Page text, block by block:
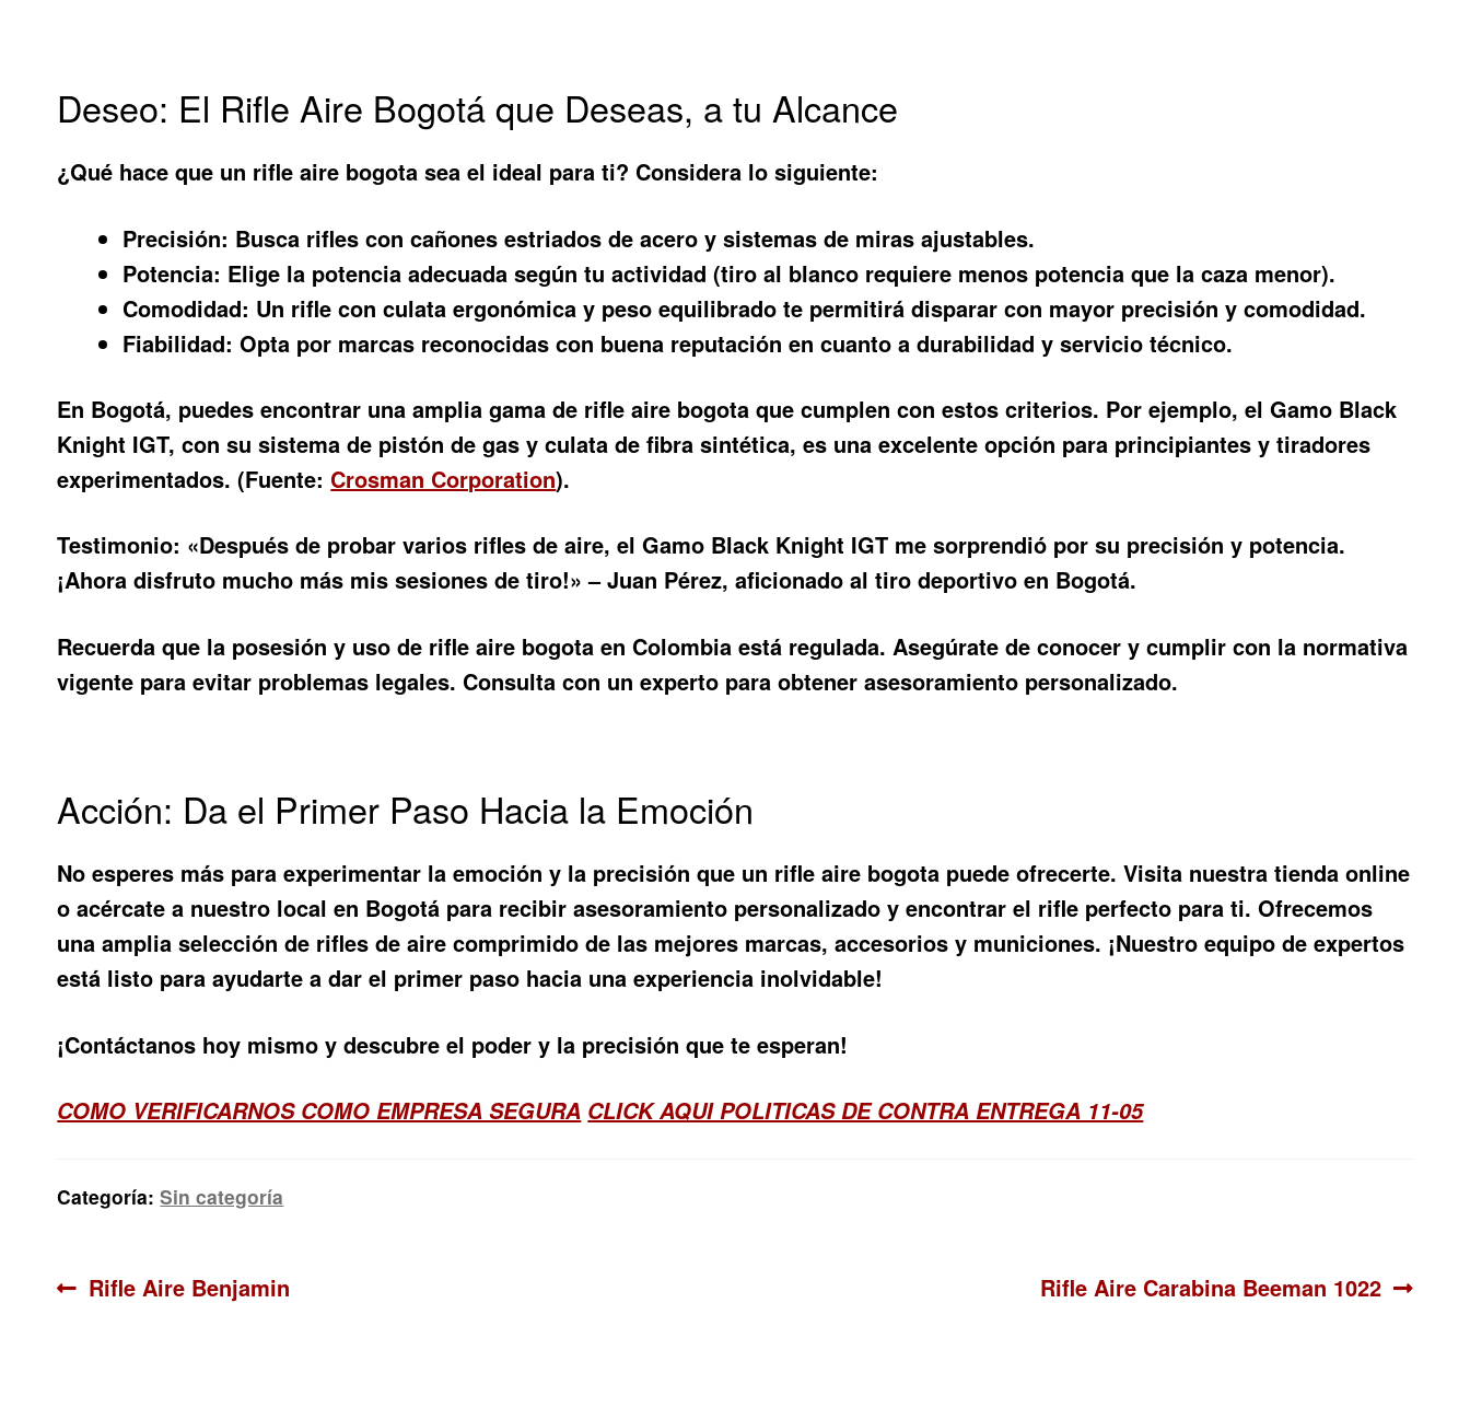
Deseo: El Rifle Aire Bogotá que Deseas, a tu Alcance
¿Qué hace que un rifle aire bogota sea el ideal para ti? Considera lo siguiente:
Precisión: Busca rifles con cañones estriados de acero y sistemas de miras ajustables.
Potencia: Elige la potencia adecuada según tu actividad (tiro al blanco requiere menos potencia que la caza menor).
Comodidad: Un rifle con culata ergonómica y peso equilibrado te permitirá disparar con mayor precisión y comodidad.
Fiabilidad: Opta por marcas reconocidas con buena reputación en cuanto a durabilidad y servicio técnico.
En Bogotá, puedes encontrar una amplia gama de rifle aire bogota que cumplen con estos criterios. Por ejemplo, el Gamo Black
Knight IGT, con su sistema de pistón de gas y culata de fibra sintética, es una excelente opción para principiantes y tiradores
experimentados. (Fuente: Crosman Corporation).
Testimonio: «Después de probar varios rifles de aire, el Gamo Black Knight IGT me sorprendió por su precisión y potencia.
¡Ahora disfruto mucho más mis sesiones de tiro!» – Juan Pérez, aficionado al tiro deportivo en Bogotá.
Recuerda que la posesión y uso de rifle aire bogota en Colombia está regulada. Asegúrate de conocer y cumplir con la normativa
vigente para evitar problemas legales. Consulta con un experto para obtener asesoramiento personalizado.
Acción: Da el Primer Paso Hacia la Emoción
No esperes más para experimentar la emoción y la precisión que un rifle aire bogota puede ofrecerte. Visita nuestra tienda online
o acércate a nuestro local en Bogotá para recibir asesoramiento personalizado y encontrar el rifle perfecto para ti. Ofrecemos
una amplia selección de rifles de aire comprimido de las mejores marcas, accesorios y municiones. ¡Nuestro equipo de expertos
está listo para ayudarte a dar el primer paso hacia una experiencia inolvidable!
¡Contáctanos hoy mismo y descubre el poder y la precisión que te esperan!
COMO VERIFICARNOS COMO EMPRESA SEGURA CLICK AQUI POLITICAS DE CONTRA ENTREGA 11-05
Categoría:Sin categoría
Navegación
Anterior:
Rifle Aire Benjamin Siguiente:
Rifle Aire Carabina Beeman 1022